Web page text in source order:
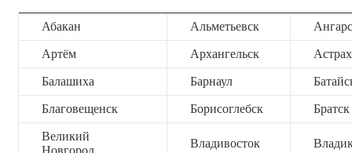
Абакан Альметьевск
Артём Архангельск
Балашиха Барнаул
Благовещенск Борисоглебск Братск
Великий
Владивосток